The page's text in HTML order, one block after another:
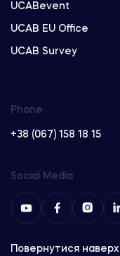
UCABevent
UCAB EU Office
UCAB Survey
Phone
+38 (067) 158 18 15
Social Media
Повернутися наверх